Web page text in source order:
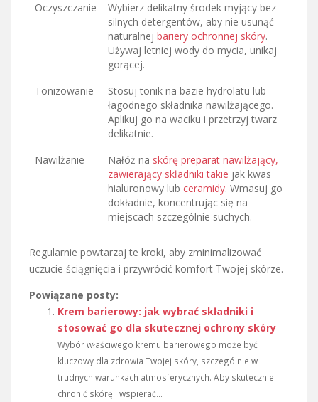
Oczyszczanie
Wybierz delikatny środek myjący bez
silnych detergentów, aby nie usunąć
naturalnej bariery ochronnej skóry.
Używaj letniej wody do mycia, unikaj
gorącej.
Tonizowanie
Stosuj tonik na bazie hydrolatu lub
łagodnego składnika nawilżającego.
Aplikuj go na waciku i przetrzyj twarz
delikatnie.
Nawilżanie
Nałóż na skórę preparat nawilżający,
zawierający składniki takie jak kwas
hialuronowy lub ceramidy. Wmasuj go
dokładnie, koncentrując się na
miejscach szczególnie suchych.
Regularnie powtarzaj te kroki, aby zminimalizować
uczucie ściągnięcia i przywrócić komfort Twojej skórze.
Powiązane posty:
Krem barierowy: jak wybrać składniki i
stosować go dla skutecznej ochrony skóry
Wybór właściwego kremu barierowego może być
kluczowy dla zdrowia Twojej skóry, szczególnie w
trudnych warunkach atmosferycznych. Aby skutecznie
chronić skórę i wspierać...